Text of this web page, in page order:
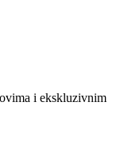
i ekskluzivnim